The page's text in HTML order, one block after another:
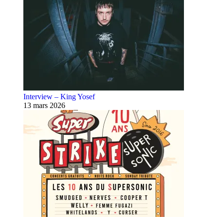
Interview – King Yosef
13 mars 2026